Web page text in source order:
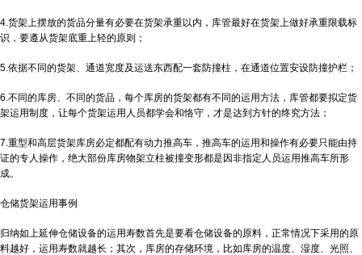
4.货架上摆放的货品分量有必要在货架承重以内，库管最好在货架上做好承重限载标
识，要遵从货架底重上轻的原则；
5.依据不同的货架、通道宽度及运送东西配一套防撞柱，在通道位置安设防撞护栏；
6.不同的库房、不同的货品，每个库房的货架都有不同的运用方法，库管都要拟定货
架运用制度，让每个货架运用人员都学会和恪守，才是达到方针的终究方法；
7.重型和高层货架库房必定都配有动力推高车，推高车的运用和操作有必要只能由持
证的专人操作，绝大部份库房物架立柱被撞变形都是因非指定人员运用推高车所形
成。
仓储货架运用事例
归纳如上延伸仓储设备的运用寿数首先是要看仓储设备的原料，正常情况下采用的原
料越好，运用寿数就越长；其次，库房的存储环境，比如库房的温度、湿度、光照、